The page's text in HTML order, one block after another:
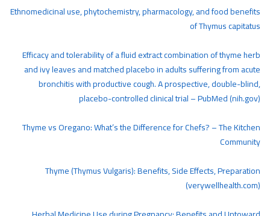
Ethnomedicinal use, phytochemistry, pharmacology, and food benefits
of Thymus capitatus
Efficacy and tolerability of a fluid extract combination of thyme herb
and ivy leaves and matched placebo in adults suffering from acute
bronchitis with productive cough. A prospective, double-blind,
placebo-controlled clinical trial – PubMed (nih.gov)
Thyme vs Oregano: What’s the Difference for Chefs? – The Kitchen
Community
Thyme (Thymus Vulgaris): Benefits, Side Effects, Preparation
(verywellhealth.com)